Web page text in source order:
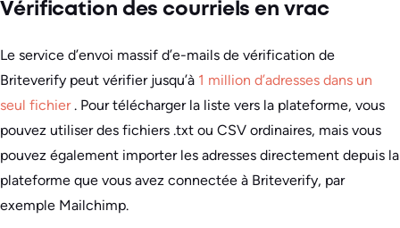
Vérification des courriels en vrac
Le service d’envoi massif d’e-mails de vérification de
Briteverify peut vérifier jusqu’à 1 million d’adresses dans un
seul fichier. Pour télécharger la liste vers la plateforme, vous
pouvez utiliser des fichiers .txt ou CSV ordinaires, mais vous
pouvez également importer les adresses directement depuis la
plateforme que vous avez connectée à Briteverify, par
exemple Mailchimp.